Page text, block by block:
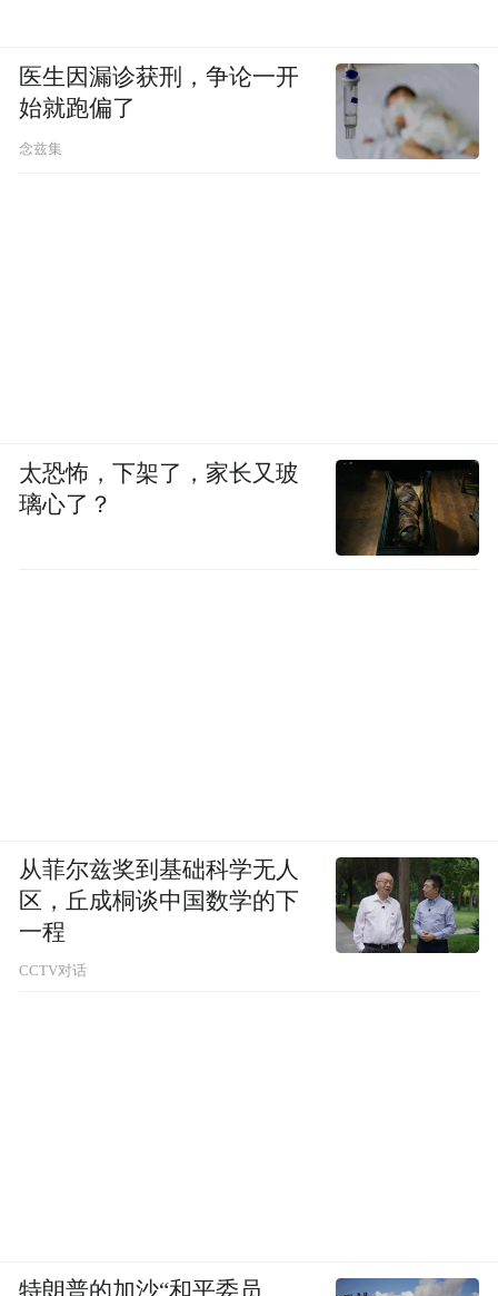
医生因漏诊获刑，争论一开
始就跑偏了
念兹集
太恐怖，下架了，家长又玻
璃心了？
从菲尔兹奖到基础科学无人
区，丘成桐谈中国数学的下
一程
CCTV对话
特朗普的加沙“和平委员